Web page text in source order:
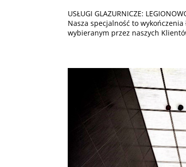
USŁUGI GLAZURNICZE:
Nasza specjalność to wykończenia
wybieranym przez naszych